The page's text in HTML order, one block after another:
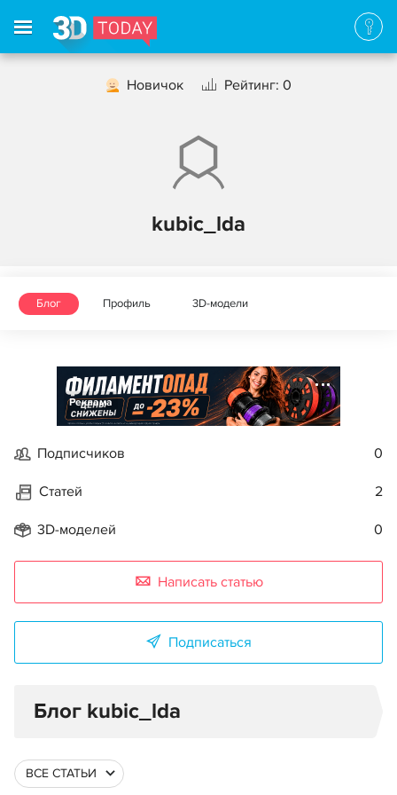
Новичок Рейтинг: 0
kubic_lda
Блог Профиль 3D-модели
Реклама
Подписчиков 0
Статей 2
3D-моделей 0
Написать статью
Подписаться
Блог kubic_lda
ВСЕ СТАТЬИ